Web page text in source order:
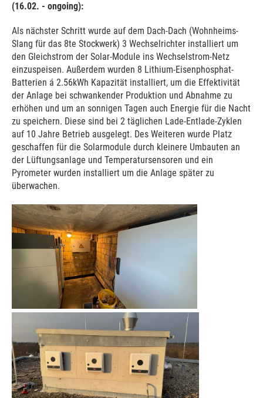
(16.02. - ongoing):
Als nächster Schritt wurde auf dem Dach-Dach (Wohnheims-
Slang für das 8te Stockwerk) 3 Wechselrichter installiert um
den Gleichstrom der Solar-Module ins Wechselstrom-Netz
einzuspeisen. Außerdem wurden 8 Lithium-Eisenphosphat-
Batterien á 2.56kWh Kapazität installiert, um die Effektivität
der Anlage bei schwankender Produktion und Abnahme zu
erhöhen und um an sonnigen Tagen auch Energie für die Nacht
zu speichern. Diese sind bei 2 täglichen Lade-Entlade-Zyklen
auf 10 Jahre Betrieb ausgelegt. Des Weiteren wurde Platz
geschaffen für die Solarmodule durch kleinere Umbauten an
der Lüftungsanlage und Temperatursensoren und ein
Pyrometer wurden installiert um die Anlage später zu
überwachen.